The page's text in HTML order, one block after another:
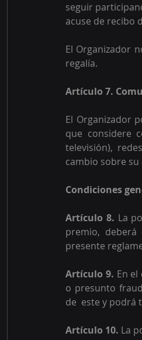
seguir
acuse de recibo
El Organizador
regalía.
Artículo 7.
El Organizador
que considere
televisión),
cambio sobre su
Condiciones
Artículo 8. La
premio,
presente
Artículo 9. En
o presunto
de  este y
Artículo 10. La